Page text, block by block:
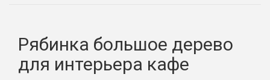
Рябинка большое дерево
для интерьера кафе